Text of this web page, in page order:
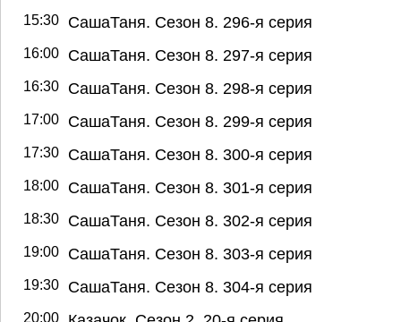
15:30 СашаТаня. Сезон 8. 296-я серия
16:00 СашаТаня. Сезон 8. 297-я серия
16:30 СашаТаня. Сезон 8. 298-я серия
17:00 СашаТаня. Сезон 8. 299-я серия
17:30 СашаТаня. Сезон 8. 300-я серия
18:00 СашаТаня. Сезон 8. 301-я серия
18:30 СашаТаня. Сезон 8. 302-я серия
19:00 СашаТаня. Сезон 8. 303-я серия
19:30 СашаТаня. Сезон 8. 304-я серия
20:00